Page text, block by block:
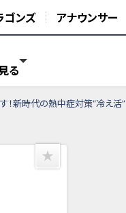
ゴンズ アナウンサー
る
！新時代の熱中症対策“冷え活”